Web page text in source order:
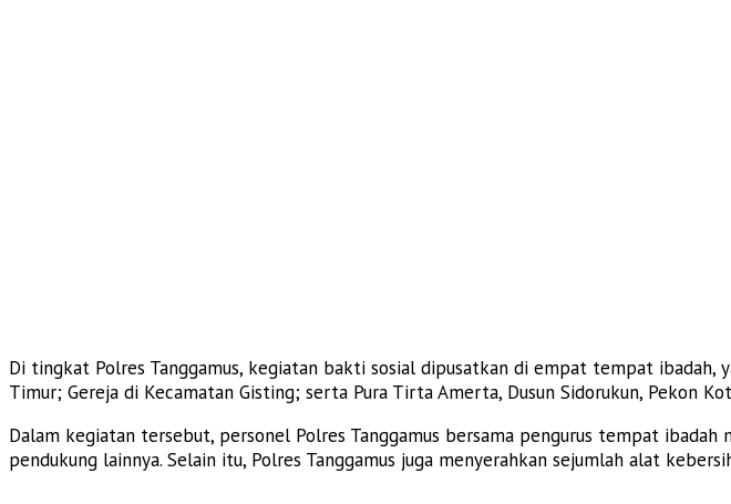
Di tingkat Polres Tanggamus, kegiatan bakti sosial dipusatkan di empat tempat ibadah,
Timur; Gereja di Kecamatan Gisting; serta Pura Tirta Amerta, Dusun Sidorukun, Pekon
Dalam kegiatan tersebut, personel Polres Tanggamus bersama pengurus tempat
pendukung lainnya. Selain itu, Polres Tanggamus juga menyerahkan sejumlah alat